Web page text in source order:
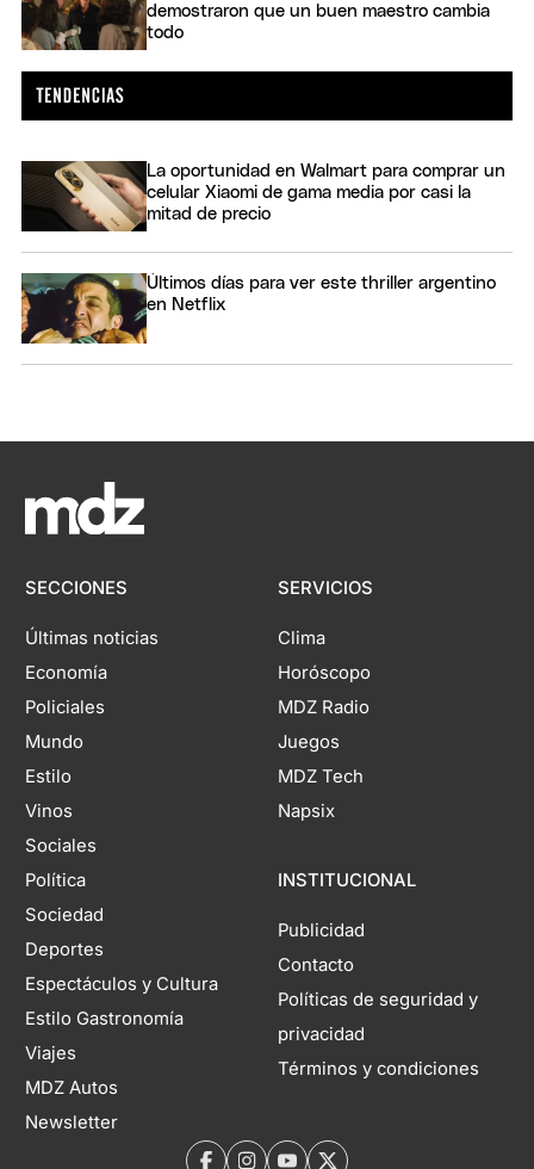
demostraron que un buen maestro cambia
todo
La oportunidad en Walmart para comprar un
celular Xiaomi de gama media por casi la
mitad de precio
Últimos días para ver este thriller argentino
en Netflix
SECCIONES
Últimas noticias
Economía
Policiales
Mundo
Estilo
Vinos
Sociales
Política
Sociedad
Deportes
Espectáculos y Cultura
Estilo Gastronomía
Viajes
MDZ Autos
Newsletter
SERVICIOS
Clima
Horóscopo
MDZ Radio
Juegos
MDZ Tech
Napsix
INSTITUCIONAL
Publicidad
Contacto
Políticas de seguridad y
privacidad
Términos y condiciones